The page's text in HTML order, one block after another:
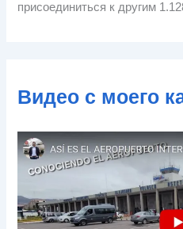
е
н
й
п
т
ы
присоединиться к другим
Видео с моего